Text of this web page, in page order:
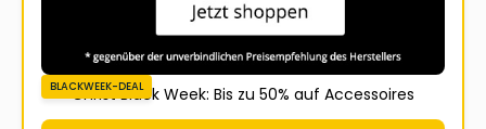
BLACKWEEK-DEAL
Christ Black Week: Bis zu 50% auf Accessoires